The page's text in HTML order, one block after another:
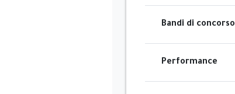
Bandi di concorso
Performance